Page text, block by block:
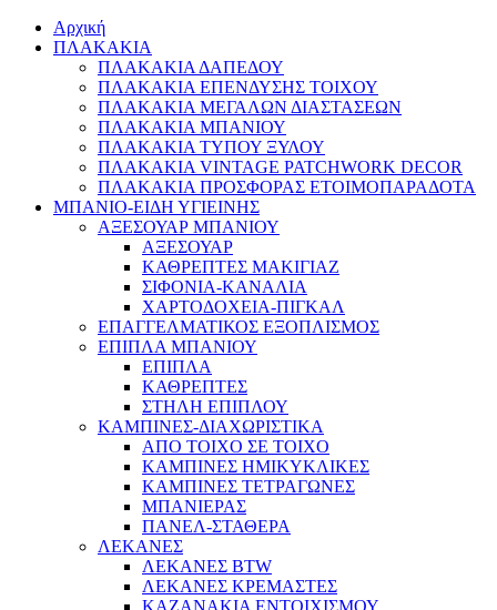
Αρχική
ΠΛΑΚΑΚΙΑ
ΠΛΑΚΑΚΙΑ ΔΑΠΕΔΟΥ
ΠΛΑΚΑΚΙΑ ΕΠΕΝΔΥΣΗΣ ΤΟΙΧΟΥ
ΠΛΑΚΑΚΙΑ ΜΕΓΑΛΩΝ ΔΙΑΣΤΑΣΕΩΝ
ΠΛΑΚΑΚΙΑ ΜΠΑΝΙΟΥ
ΠΛΑΚΑΚΙΑ ΤΥΠΟΥ ΞΥΛΟΥ
ΠΛΑΚΑΚΙΑ VINTAGE PATCHWORK DECOR
ΠΛΑΚΑΚΙΑ ΠΡΟΣΦΟΡΑΣ ΕΤΟΙΜΟΠΑΡΑΔΟΤΑ
ΜΠΑΝΙΟ-ΕΙΔΗ ΥΓΙΕΙΝΗΣ
ΑΞΕΣΟΥΑΡ ΜΠΑΝΙΟΥ
ΑΞΕΣΟΥΑΡ
ΚΑΘΡΕΠΤΕΣ ΜΑΚΙΓΙΑΖ
ΣΙΦΟΝΙΑ-ΚΑΝΑΛΙΑ
ΧΑΡΤΟΔΟΧΕΙΑ-ΠΙΓΚΑΛ
ΕΠΑΓΓΕΛΜΑΤΙΚΟΣ ΕΞΟΠΛΙΣΜΟΣ
ΕΠΙΠΛΑ ΜΠΑΝΙΟΥ
ΕΠΙΠΛΑ
ΚΑΘΡΕΠΤΕΣ
ΣΤΗΛΗ ΕΠΙΠΛΟΥ
ΚΑΜΠΙΝΕΣ-ΔΙΑΧΩΡΙΣΤΙΚΑ
ΑΠΟ ΤΟΙΧΟ ΣΕ ΤΟΙΧΟ
ΚΑΜΠΙΝΕΣ ΗΜΙΚΥΚΛΙΚΕΣ
ΚΑΜΠΙΝΕΣ ΤΕΤΡΑΓΩΝΕΣ
ΜΠΑΝΙΕΡΑΣ
ΠΑΝΕΛ-ΣΤΑΘΕΡΑ
ΛΕΚΑΝΕΣ
ΛΕΚΑΝΕΣ BTW
ΛΕΚΑΝΕΣ ΚΡΕΜΑΣΤΕΣ
ΚΑΖΑΝΑΚΙΑ ΕΝΤΟΙΧΙΣΜΟΥ